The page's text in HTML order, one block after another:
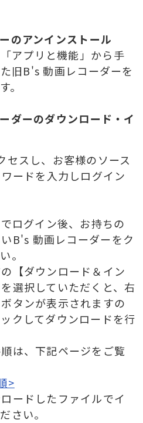
のアンインストール
アプリと機能」から手
旧B's 動画レコーダーを
。
ダーのダウンロード・イ
セスし、お客様のソース
ードを入力しログイン
ログイン後、お持ちの
B's 動画レコーダーをク
。
【ダウンロード＆イン
選択していただくと、右
タンが表示されますの
クしてダウンロードを行
は、下記ページをご覧
>
ードしたファイルでイ
さい。